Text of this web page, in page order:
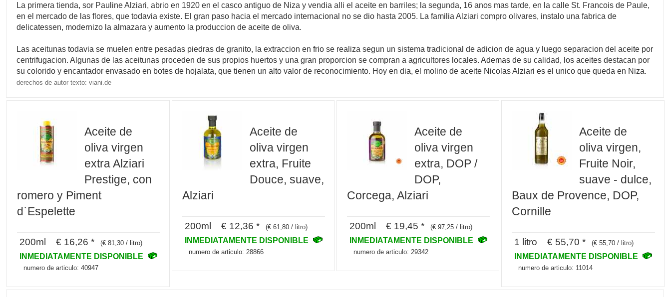
La primera tienda, sor Pauline Alziari, abrio en 1920 en el casco antiguo de Niza y vendia alli el aceite en barriles; la segunda, 16 anos mas tarde, en la calle St. Francois de Paule,
en el mercado de las flores, que todavia existe. El gran paso hacia el mercado internacional no se dio hasta 2005. La familia Alziari compro olivares, instalo una fabrica de
delicatessen, modernizo la almazara y aumento la produccion de aceite de oliva.
Las aceitunas todavia se muelen entre pesadas piedras de granito, la extraccion en frio se realiza segun un sistema tradicional de adicion de agua y luego separacion del aceite por
centrifugacion. Algunas de las aceitunas proceden de sus propios huertos y una gran proporcion se compran a agricultores locales. Ademas de su calidad, los aceites destacan por
su colorido y encantador envasado en botes de hojalata, que tienen un alto valor de reconocimiento. Hoy en dia, el molino de aceite Nicolas Alziari es el unico que queda en Niza.
derechos de autor texto: viani.de
Aceite de
oliva virgen
extra Alziari
Prestige, con
romero y Piment
d`Espelette
200ml € 16,26 * (€ 81,30 / litro)
INMEDIATAMENTE DISPONIBLE
numero de articulo: 40947
Aceite de
oliva virgen
extra, Fruite
Douce, suave,
Alziari
200ml € 12,36 * (€ 61,80 / litro)
INMEDIATAMENTE DISPONIBLE
numero de articulo: 28866
Aceite de
oliva virgen
extra, DOP /
DOP,
Corcega, Alziari
200ml € 19,45 * (€ 97,25 / litro)
INMEDIATAMENTE DISPONIBLE
numero de articulo: 29342
Aceite de
oliva virgen,
Fruite Noir,
suave - dulce,
Baux de Provence, DOP,
Cornille
1 litro € 55,70 * (€ 55,70 / litro)
INMEDIATAMENTE DISPONIBLE
numero de articulo: 11014